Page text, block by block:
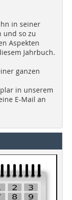
in seiner
und so zu
Aspekten
Jahrbuch.
ganzen
in unserem
E-Mail an